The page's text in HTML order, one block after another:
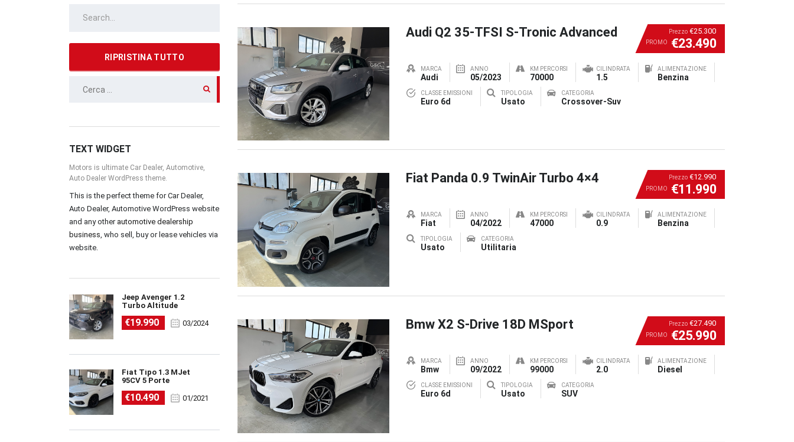
RIPRISTINA TUTTO
RICERCA
TEXT WIDGET
Motors is ultimate Car Dealer, Automotive,
Auto Dealer WordPress theme.
This is the perfect theme for Car Dealer,
Auto Dealer, Automotive WordPress website
and any other automotive dealership
business, who sell, buy or lease vehicles via
website.
Jeep Avenger 1.2
Turbo Altitude
€19.990 03/2024
Fiat Tipo 1.3 MJet
95CV 5 Porte
€10.490 01/2021
Prezzo €25.300
PROMO €23.490
Audi Q2 35-TFSI S-Tronic Advanced
MARCA
Audi
ANNO
05/2023
KM PERCORSI
70000
CILINDRATA
1.5
ALIMENTAZIONE
Benzina
CLASSE EMISSIONI
Euro 6d
TIPOLOGIA
Usato
CATEGORIA
Crossover-Suv
Prezzo €12.990
PROMO €11.990
Fiat Panda 0.9 TwinAir Turbo 4×4
MARCA
Fiat
ANNO
04/2022
KM PERCORSI
47000
CILINDRATA
0.9
ALIMENTAZIONE
Benzina
TIPOLOGIA
Usato
CATEGORIA
Utilitaria
Prezzo €27.490
PROMO €25.990
Bmw X2 S-Drive 18D MSport
MARCA
Bmw
ANNO
09/2022
KM PERCORSI
99000
CILINDRATA
2.0
ALIMENTAZIONE
Diesel
CLASSE EMISSIONI
Euro 6d
TIPOLOGIA
Usato
CATEGORIA
SUV